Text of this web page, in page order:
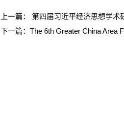
上一篇： 第四届习近平经济思想学术
下一篇：The 6th Greater China Area